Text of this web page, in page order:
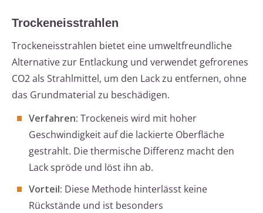
Trockeneisstrahlen
Trockeneisstrahlen bietet eine umweltfreundliche
Alternative zur Entlackung und verwendet gefrorenes
CO2 als Strahlmittel, um den Lack zu entfernen, ohne
das Grundmaterial zu beschädigen.
Verfahren: Trockeneis wird mit hoher
Geschwindigkeit auf die lackierte Oberfläche
gestrahlt. Die thermische Differenz macht den
Lack spröde und löst ihn ab.
Vorteil: Diese Methode hinterlässt keine
Rückstände und ist besonders